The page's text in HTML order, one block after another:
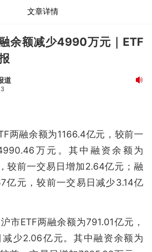
文章详情
余额减少4990万元｜ETF
道
两融余额为1166.4亿元，较前一
万元。其中融资余额为
较前一交易日增加2.64亿元；融
亿元，较前一交易日减少3.14亿
市ETF两融余额为791.01亿元，
少2.06亿元。其中融资余额为